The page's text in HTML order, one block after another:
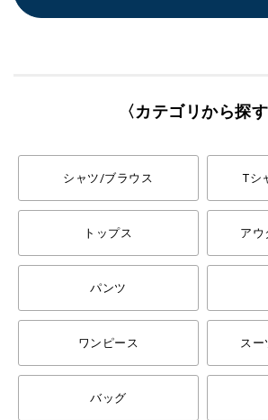
〈カテゴリから探す
シャツ/ブラウス Tシ
トップス アウ
パンツ
ワンピース ス
バッグ